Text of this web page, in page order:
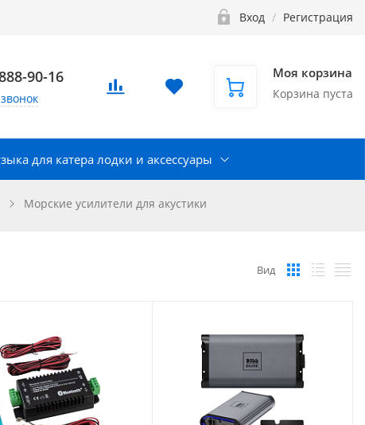
Вход / Регистрация
90-16 Моя корзина
Корзина пуста
для катера лодки и аксессуары
Морские усилители для акустики
Вид